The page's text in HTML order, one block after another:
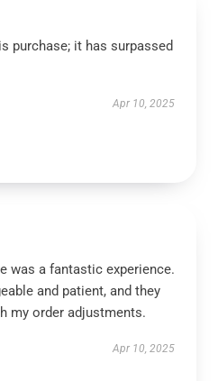
purchase; it has surpassed
Apr 10, 2025
was a fantastic experience.
and patient, and they
my order adjustments.
Apr 10, 2025